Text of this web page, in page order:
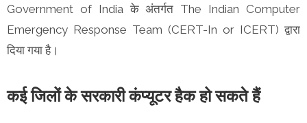
Government of India के अंतर्गत The Indian Computer
Emergency Response Team (CERT-In or ICERT) द्वारा
दिया गया है।
कई जिलों के सरकारी कंप्यूटर हैक हो सकते हैं